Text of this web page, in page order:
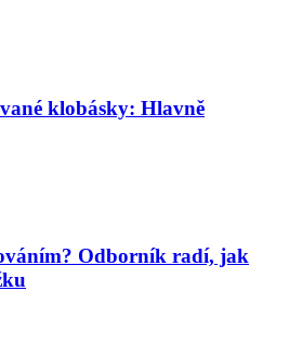
klobásky: Hlavně
Odborník radí, jak